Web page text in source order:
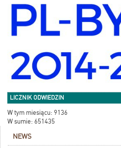
LICZNIK ODWIEDZIN
W tym miesiącu: 9136
W sumie: 651435
NEWS